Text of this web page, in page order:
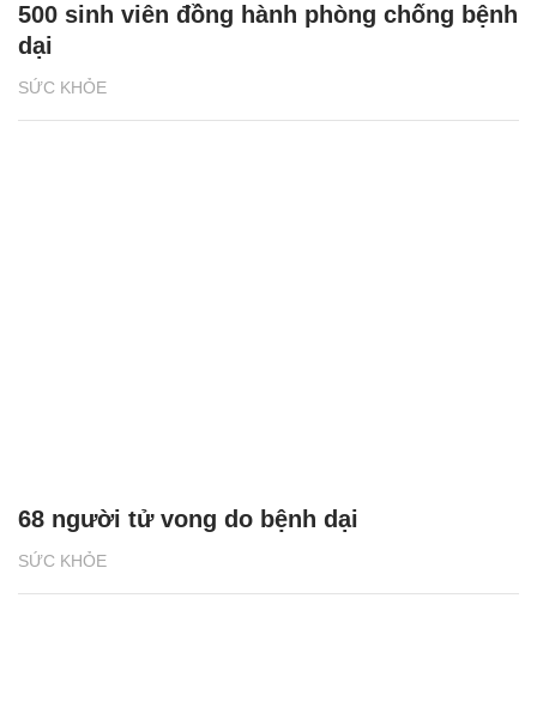
SỨC KHỎE
500 sinh viên đồng hành phòng chống bệnh
dại
SỨC KHỎE
68 người tử vong do bệnh dại